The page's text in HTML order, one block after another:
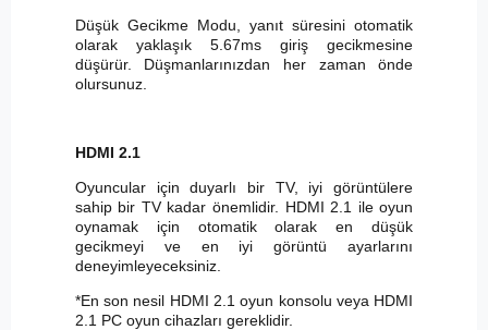
Düşük Gecikme Modu, yanıt süresini otomatik
olarak yaklaşık 5.67ms giriş gecikmesine
düşürür. Düşmanlarınızdan her zaman önde
olursunuz.
HDMI 2.1
Oyuncular için duyarlı bir TV, iyi görüntülere
sahip bir TV kadar önemlidir. HDMI 2.1 ile oyun
oynamak için otomatik olarak en düşük
gecikmeyi ve en iyi görüntü ayarlarını
deneyimleyeceksiniz.
*En son nesil HDMI 2.1 oyun konsolu veya HDMI
2.1 PC oyun cihazları gereklidir.